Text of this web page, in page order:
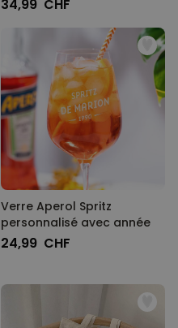
34,99 CHF
Verre Aperol Spritz
personnalisé avec année
24,99 CHF